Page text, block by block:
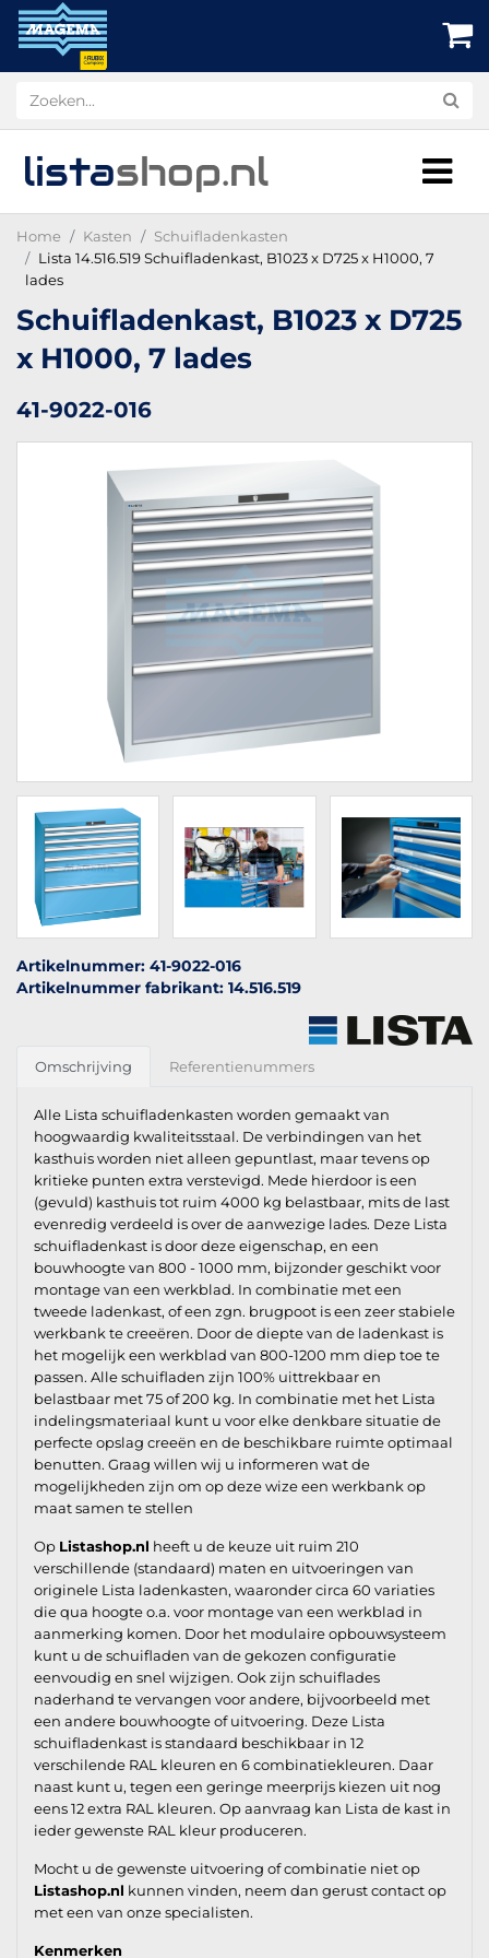
listashop.nl
Home Kasten
Schuifladenkasten
Lista 14.516.519 Schuifladenkast, B1023 x D725 x H1000, 7
lades
Schuifladenkast, B1023 x D725
x H1000, 7 lades
41-9022-016
Artikelnummer: 41-9022-016
Artikelnummer fabrikant: 14.516.519
Omschrijving Referentienummers
Alle Lista schuifladenkasten worden gemaakt van
hoogwaardig kwaliteitsstaal. De verbindingen van het
kasthuis worden niet alleen gepuntlast, maar tevens op
kritieke punten extra verstevigd. Mede hierdoor is een
(gevuld) kasthuis tot ruim 4000 kg belastbaar, mits de last
evenredig verdeeld is over de aanwezige lades. Deze Lista
schuifladenkast is door deze eigenschap, en een
bouwhoogte van 800 - 1000 mm, bijzonder geschikt voor
montage van een werkblad. In combinatie met een
tweede ladenkast, of een zgn. brugpoot is een zeer stabiele
werkbank te creeëren. Door de diepte van de ladenkast is
het mogelijk een werkblad van 800-1200 mm diep toe te
passen. Alle schuifladen zijn 100% uittrekbaar en
belastbaar met 75 of 200 kg. In combinatie met het Lista
indelingsmateriaal kunt u voor elke denkbare situatie de
perfecte opslag creeën en de beschikbare ruimte optimaal
benutten. Graag willen wij u informeren wat de
mogelijkheden zijn om op deze wize een werkbank op
maat samen te stellen
Op Listashop.nl heeft u de keuze uit ruim 210
verschillende (standaard) maten en uitvoeringen van
originele Lista ladenkasten, waaronder circa 60 variaties
die qua hoogte o.a. voor montage van een werkblad in
aanmerking komen. Door het modulaire opbouwsysteem
kunt u de schuifladen van de gekozen configuratie
eenvoudig en snel wijzigen. Ook zijn schuiflades
naderhand te vervangen voor andere, bijvoorbeeld met
een andere bouwhoogte of uitvoering. Deze Lista
schuifladenkast is standaard beschikbaar in 12
verschilende RAL kleuren en 6 combinatiekleuren. Daar
naast kunt u, tegen een geringe meerprijs kiezen uit nog
eens 12 extra RAL kleuren. Op aanvraag kan Lista de kast in
ieder gewenste RAL kleur produceren.
Mocht u de gewenste uitvoering of combinatie niet op
Listashop.nl kunnen vinden, neem dan gerust contact op
met een van onze specialisten.
Kenmerken